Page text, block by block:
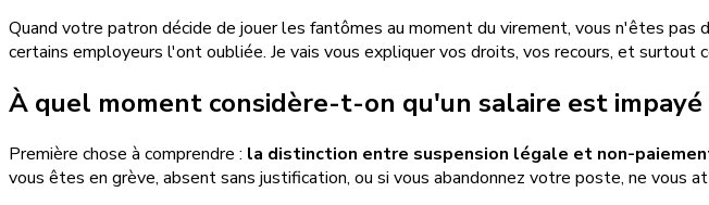
Quand votre patron décide de jouer les fantômes au moment du virement, vous n'êtes pas
certains employeurs l'ont oubliée. Je vais vous expliquer vos droits, vos recours, et surtout
À quel moment considère-t-on qu'un salaire est impayé
Première chose à comprendre : la distinction entre suspension légale et non-
vous êtes en grève, absent sans justification, ou si vous abandonnez votre poste, ne vous